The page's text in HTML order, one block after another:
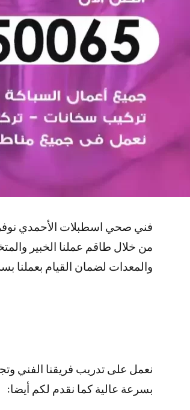
فني صحي اسطبلات الأحمدي
من خلال طاقم عملنا الخبير
والمعدات لضمان القيام بعملنا
نعمل على تدريب فريقنا الفني
بسرعة عالية كما نقدم لكم أيضا: